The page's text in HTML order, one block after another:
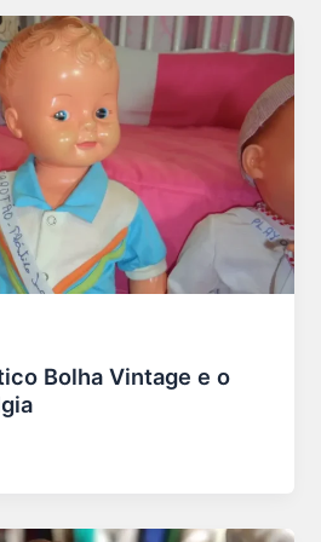
Bolha Vintage e o